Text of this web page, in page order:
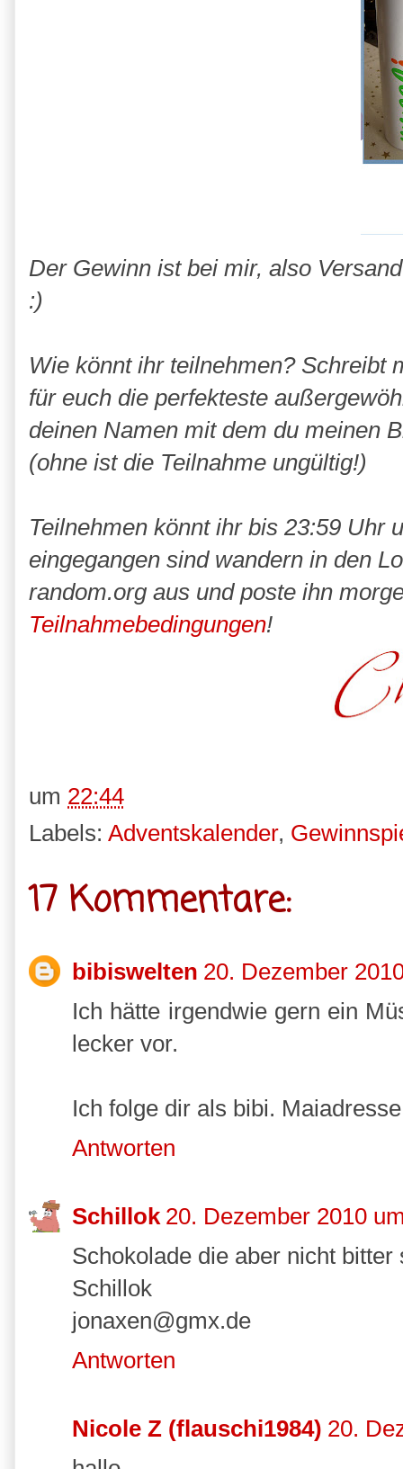
Der Gewinn ist bei mir, also
:)
Wie könnt ihr teilnehmen? Schreibt
für euch die perfekteste
deinen Namen mit dem du meinen
(ohne ist die Teilnahme ungültig!)
Teilnehmen könnt ihr bis 23:59 Uhr
eingegangen sind wandern in den
random.org aus und poste ihn
Teilnahmebedingungen!
um 22:44
Labels: Adventskalender,
17 Kommentare:
bibiswelten 20. Dezember
Ich hätte irgendwie gern ein
lecker vor.
Ich folge dir als bibi.
Antworten
Schillok 20. Dezember 2010
Schokolade die aber nicht
Schillok
jonaxen@gmx.de
Antworten
Nicole Z (flauschi1984) 20.